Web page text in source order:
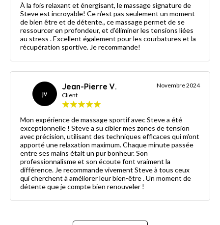
À la fois relaxant et énergisant, le massage signature de
Steve est incroyable! Ce n’est pas seulement un moment
de bien être et de détente., ce massage permet de se
ressourcer en profondeur, et d’éliminer les tensions liées
au stress . Excellent également pour les courbatures et la
récupération sportive. Je recommande!
JV
Jean-Pierre V.
Client
Novembre 2024
Mon expérience de massage sportif avec Steve a été
exceptionnelle ! Steve a su cibler mes zones de tension
avec précision, utilisant des techniques efficaces qui m'ont
apporté une relaxation maximum. Chaque minute passée
entre ses mains était un pur bonheur. Son
professionnalisme et son écoute font vraiment la
différence. Je recommande vivement Steve à tous ceux
qui cherchent à améliorer leur bien-être . Un moment de
détente que je compte bien renouveler !